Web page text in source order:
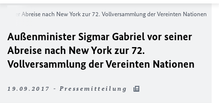
seiner Abreise nach New York zur 72. Vollversammlung der Vereinten Nationen
Außenminister Sigmar Gabriel vor seiner
Abreise nach New York zur 72.
Vollversammlung der Vereinten Nationen
19.09.2017 - Pressemitteilung